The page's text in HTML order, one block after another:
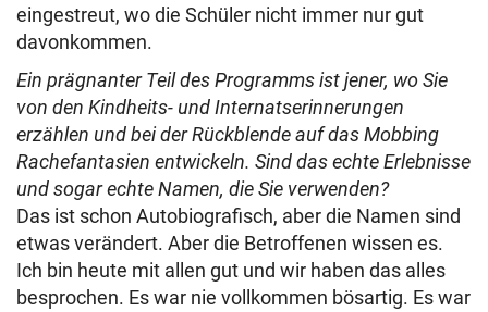
eingestreut, wo die Schüler nicht immer nur gut
davonkommen.
Ein prägnanter Teil des Programms ist jener, wo Sie
von den Kindheits- und Internatserinnerungen
erzählen und bei der Rückblende auf das Mobbing
Rachefantasien entwickeln. Sind das echte Erlebnisse
und sogar echte Namen, die Sie verwenden?
Das ist schon Autobiografisch, aber die Namen sind
etwas verändert. Aber die Betroffenen wissen es.
Ich bin heute mit allen gut und wir haben das alles
besprochen. Es war nie vollkommen bösartig. Es war